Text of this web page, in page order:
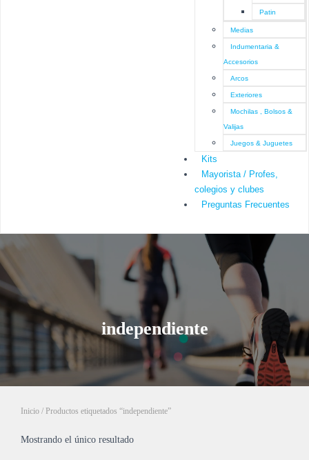
Patin
Medias
Indumentaria &
Accesorios
Arcos
Exteriores
Mochilas , Bolsos &
Valijas
Juegos & Juguetes
Kits
Mayorista / Profes,
colegios y clubes
Preguntas Frecuentes
independiente
Inicio / Productos etiquetados “independiente”
Mostrando el único resultado